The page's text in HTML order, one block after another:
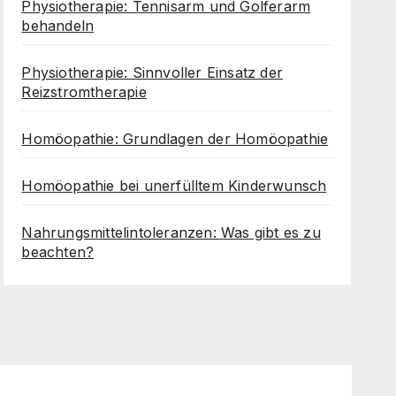
Physiotherapie: Tennisarm und Golferarm
behandeln
Physiotherapie: Sinnvoller Einsatz der
Reizstromtherapie
Homöopathie: Grundlagen der Homöopathie
Homöopathie bei unerfülltem Kinderwunsch
Nahrungsmittelintoleranzen: Was gibt es zu
beachten?